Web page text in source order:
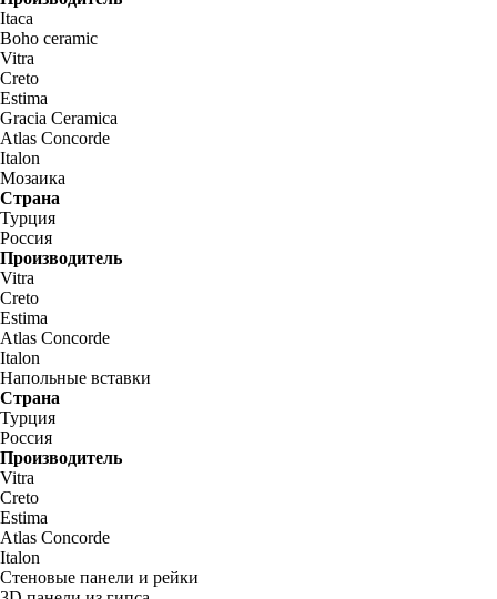
Itaca
Boho ceramic
Vitra
Creto
Estima
Gracia Ceramica
Atlas Concorde
Italon
Мозаика
Страна
Турция
Россия
Производитель
Vitra
Creto
Estima
Atlas Concorde
Italon
Напольные вставки
Страна
Турция
Россия
Производитель
Vitra
Creto
Estima
Atlas Concorde
Italon
Стеновые панели и рейки